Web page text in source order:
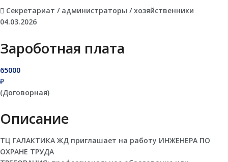
Секретариат / администраторы / хозяйственники
04.03.2026
Зароботная плата
65000
₽
(Договорная)
Описание
ТЦ ГАЛАКТИКА ЖД приглашает на работу ИНЖЕНЕРА ПО
ОХРАНЕ ТРУДА